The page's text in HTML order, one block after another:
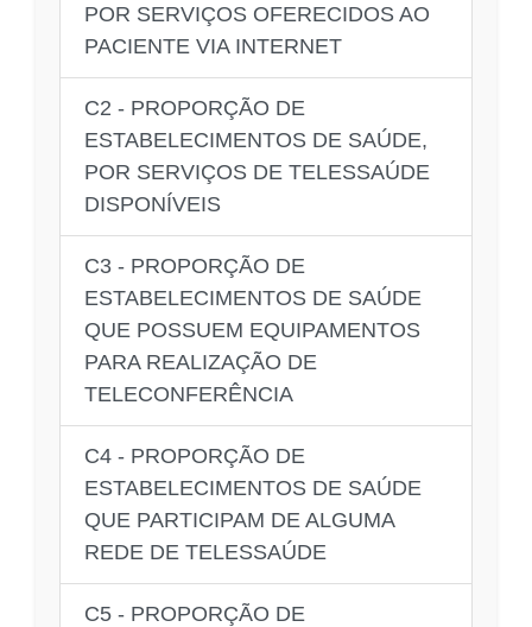
POR SERVIÇOS OFERECIDOS AO
PACIENTE VIA INTERNET
C2 - PROPORÇÃO DE
ESTABELECIMENTOS DE SAÚDE,
POR SERVIÇOS DE TELESSAÚDE
DISPONÍVEIS
C3 - PROPORÇÃO DE
ESTABELECIMENTOS DE SAÚDE
QUE POSSUEM EQUIPAMENTOS
PARA REALIZAÇÃO DE
TELECONFERÊNCIA
C4 - PROPORÇÃO DE
ESTABELECIMENTOS DE SAÚDE
QUE PARTICIPAM DE ALGUMA
REDE DE TELESSAÚDE
C5 - PROPORÇÃO DE